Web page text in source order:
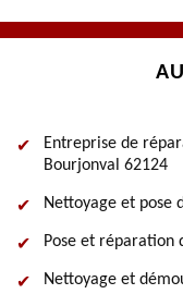
Entreprise de
Bourjonval 62124
Nettoyage et pose
Pose et réparation
Nettoyage et